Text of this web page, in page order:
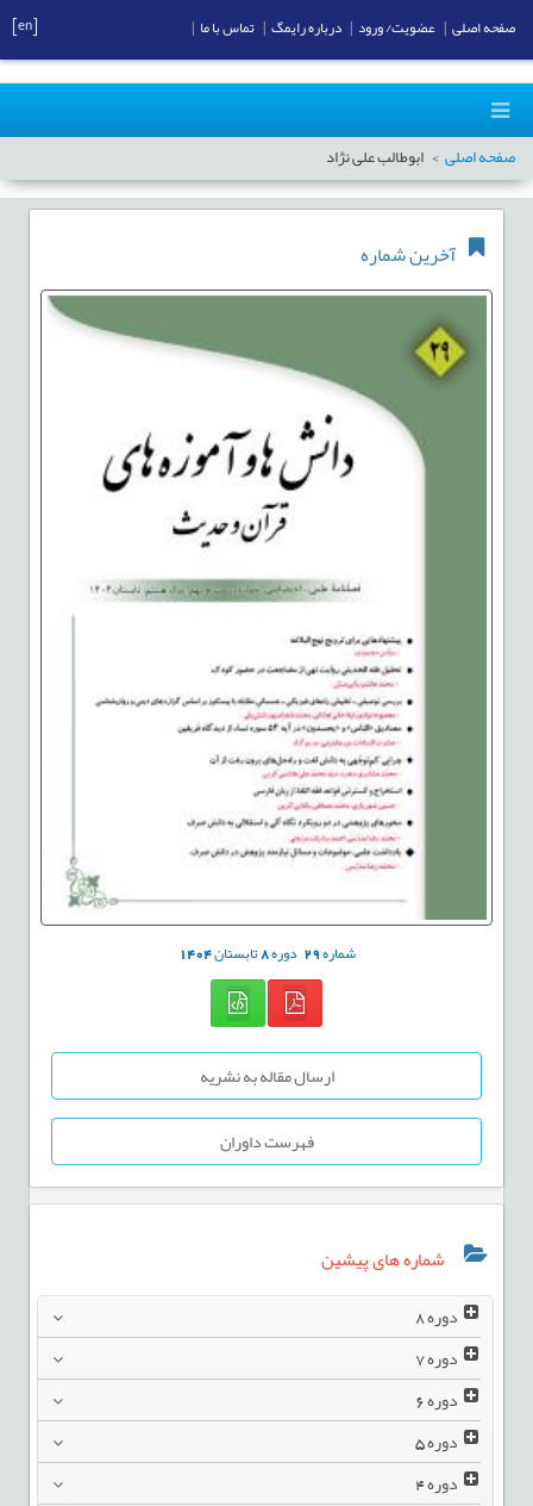
صفحه اصلی ابوطالب علی نژاد
آخرین شماره
شماره29 دوره8تابستان1404
ارسال مقاله به نشریه
فهرست داوران
شماره های پیشین
دوره8
دوره7
دوره6
دوره5
دوره4
صفحه اصلی عضویت/ ورود درباره رایمگ تماس با ما